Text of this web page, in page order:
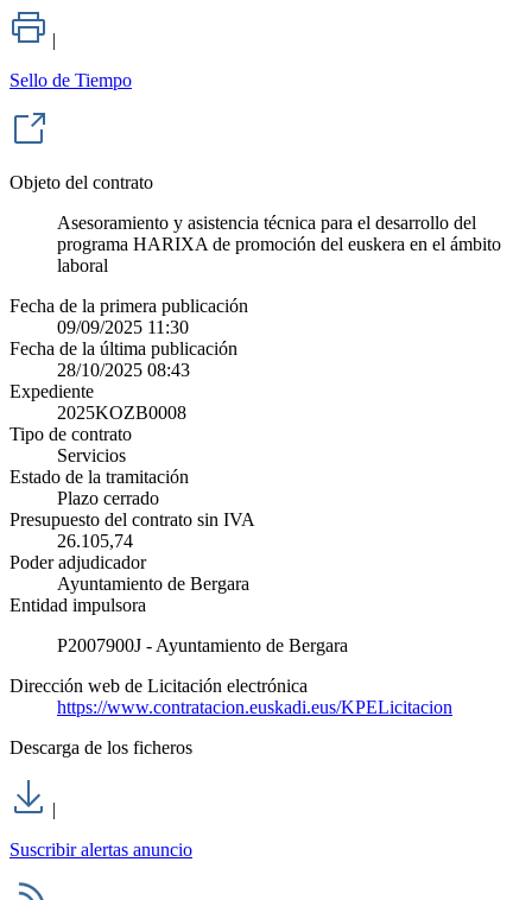
|
Sello de Tiempo
Objeto del contrato
Asesoramiento y asistencia técnica para el desarrollo del
programa HARIXA de promoción del euskera en el ámbito
laboral
Fecha de la primera publicación
09/09/2025 11:30
Fecha de la última publicación
28/10/2025 08:43
Expediente
2025KOZB0008
Tipo de contrato
Servicios
Estado de la tramitación
Plazo cerrado
Presupuesto del contrato sin IVA
26.105,74
Poder adjudicador
Ayuntamiento de Bergara
Entidad impulsora
P2007900J - Ayuntamiento de Bergara
Dirección web de Licitación electrónica
https://www.contratacion.euskadi.eus/KPELicitacion
Descarga de los ficheros
|
Suscribir alertas anuncio